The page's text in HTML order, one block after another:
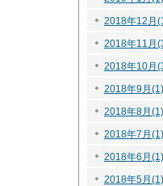
2018年12月
2018年11月
2018年10月
2018年9月(1)
2018年8月(1)
2018年7月(1)
2018年6月(1)
2018年5月(1)